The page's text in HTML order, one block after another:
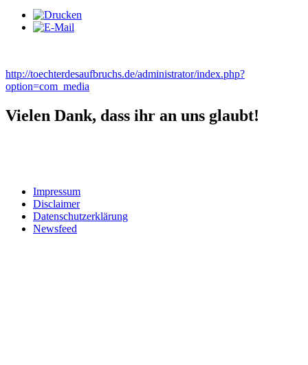
http://toechterdesaufbruchs.de/administrator/index.php?
option=com_media
Vielen Dank, dass ihr an uns glaubt!
Impressum
Disclaimer
Datenschutzerklärung
Newsfeed